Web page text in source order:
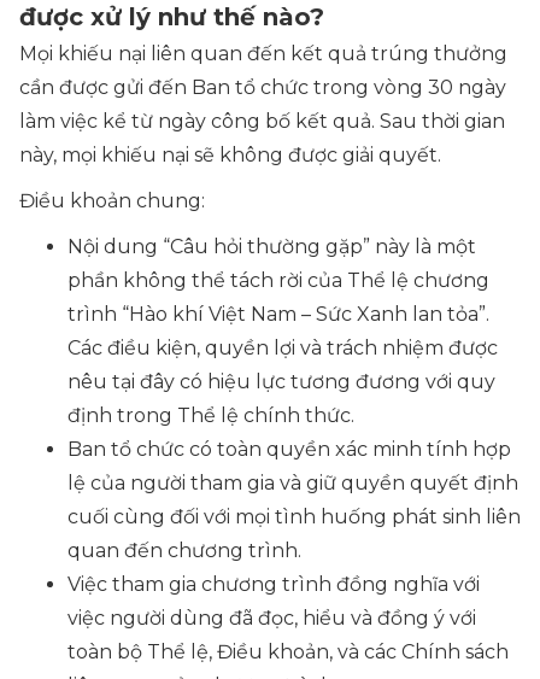
được xử lý như thế nào?
Mọi khiếu nại liên quan đến kết quả trúng thưởng
cần được gửi đến Ban tổ chức trong vòng 30 ngày
làm việc kể từ ngày công bố kết quả. Sau thời gian
này, mọi khiếu nại sẽ không được giải quyết.
Điều khoản chung:
Nội dung “Câu hỏi thường gặp” này là một
phần không thể tách rời của Thể lệ chương
trình “Hào khí Việt Nam – Sức Xanh lan tỏa”.
Các điều kiện, quyền lợi và trách nhiệm được
nêu tại đây có hiệu lực tương đương với quy
định trong Thể lệ chính thức.
Ban tổ chức có toàn quyền xác minh tính hợp
lệ của người tham gia và giữ quyền quyết định
cuối cùng đối với mọi tình huống phát sinh liên
quan đến chương trình.
Việc tham gia chương trình đồng nghĩa với
việc người dùng đã đọc, hiểu và đồng ý với
toàn bộ Thể lệ, Điều khoản, và các Chính sách